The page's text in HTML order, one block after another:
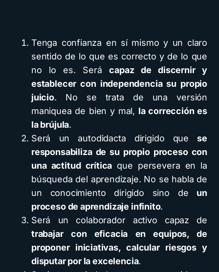
Tenga confianza en sí mismo y un claro
sentido de lo que es correcto y de lo que
no lo es. Serácapaz de discernir y
establecer con independencia su propio
juicio. No se trata de una versión
maniquea de bien y mal, la corrección es
la brújula.
Será un autodidacta dirigido quese
responsabiliza de su propio proceso con
una actitud crítica que persevera en la
búsqueda del aprendizaje. No se habla de
un conocimiento dirigido sino de un
proceso de aprendizaje infinito.
Será un colaborador activo capaz de
trabajar con eficacia en equipos, de
proponer iniciativas, calcular riesgos y
disputar por la excelencia.